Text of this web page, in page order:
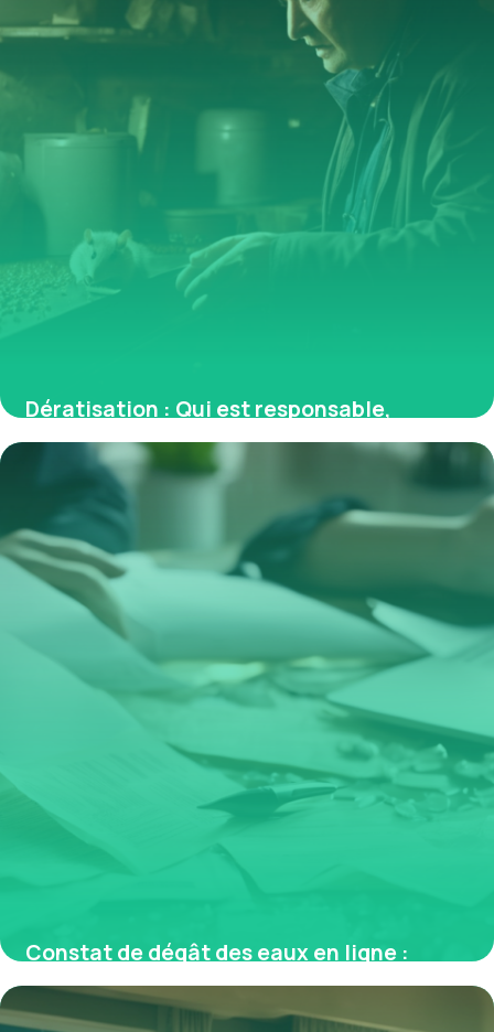
Dératisation : Qui est responsable,
propriétaire ou locataire ?
29 janvier 2026
Constat de dégât des eaux en ligne :
déclaration simple et rapide
26 janvier 2026